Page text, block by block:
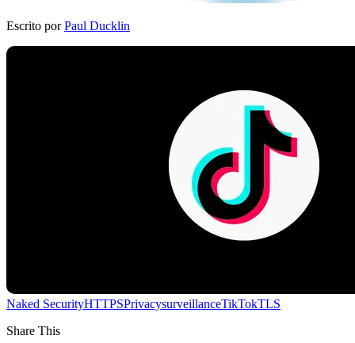
Escrito por Paul Ducklin
Naked SecurityHTTPSPrivacysurveillanceTikTokTLS
Share This